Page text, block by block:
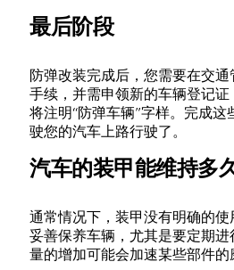
最后阶段
防弹改装完成后，您需要在交
手续，并需申领新的车辆登记证
将注明“防弹车辆”字样。完成这
驶您的汽车上路行驶了。
汽车的装甲能维持多
通常情况下，装甲没有明确的
妥善保养车辆，尤其是要定期
量的增加可能会加速某些部件的